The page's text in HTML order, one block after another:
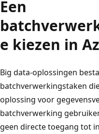
Een
e kiezen in
Big data-oplossingen
batchverwerkingstaken
oplossing voor
batchverwerking
geen directe toegang tot